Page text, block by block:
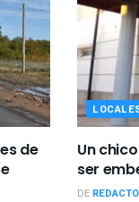
de
Un
ser
DE